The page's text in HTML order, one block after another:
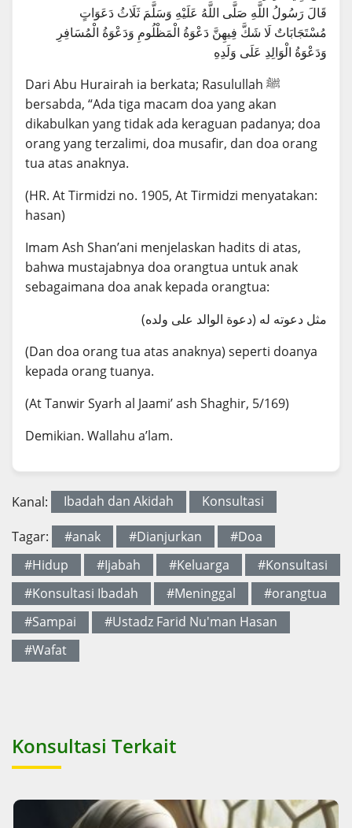
قَالَ رَسُولُ اللَّهِ صَلَّى اللَّهُ عَلَيْهِ وَسَلَّمَ ثَلَاثُ دَعَوَاتٍ
مُسْتَجَابَاتٌ لَا شَكَّ فِيهِنَّ دَعْوَةُ الْمَظْلُومِ وَدَعْوَةُ الْمُسَافِرِ
وَدَعْوَةُ الْوَالِدِ عَلَى وَلَدِهِ
Dari Abu Hurairah ia berkata; Rasulullah ﷺ
bersabda, “Ada tiga macam doa yang akan
dikabulkan yang tidak ada keraguan padanya; doa
orang yang terzalimi, doa musafir, dan doa orang
tua atas anaknya.
(HR. At Tirmidzi no. 1905, At Tirmidzi menyatakan:
hasan)
Imam Ash Shan’ani menjelaskan hadits di atas,
bahwa mustajabnya doa orangtua untuk anak
sebagaimana doa anak kepada orangtua:
(دعوة الوالد على ولده) مثل دعوته له
(Dan doa orang tua atas anaknya) seperti doanya
kepada orang tuanya.
(At Tanwir Syarh al Jaami’ ash Shaghir, 5/169)
Demikian. Wallahu a’lam.
Kanal: Ibadah dan Akidah Konsultasi
Tagar: #anak #Dianjurkan
#Doa
#Hidup
#Ijabah #Keluarga
#Konsultasi
#Konsultasi Ibadah
#Meninggal
#orangtua
#Sampai
#Ustadz Farid Nu'man Hasan
#Wafat
Konsultasi Terkait